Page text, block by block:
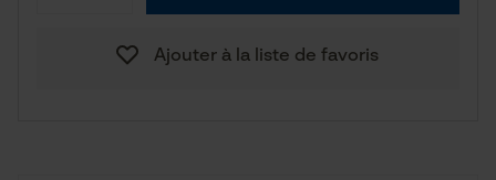
Ajouter à la liste de favoris